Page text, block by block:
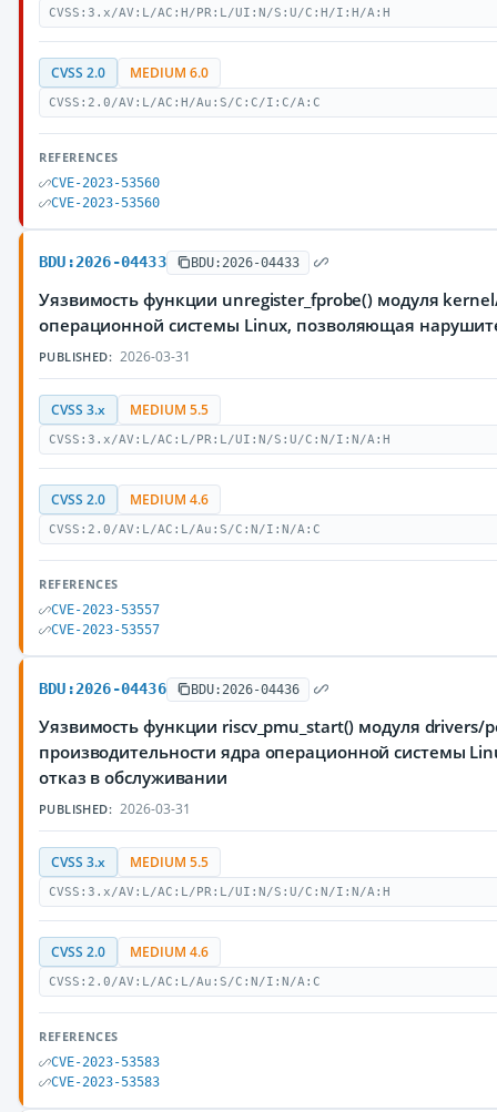
CVSS:3.x/AV:L/AC:H/PR:L/UI:N/S:U/C:H/I:H/A:H
CVSS 2.0 MEDIUM 6.0
CVSS:2.0/AV:L/AC:H/Au:S/C:C/I:C/A:C
REFERENCES
CVE-2023-53560
CVE-2023-53560
BDU:2026-04433 BDU:2026-04433
Уязвимость функции unregister_fprobe() модуля
операционной системы Linux, позволяющая
PUBLISHED: 2026-03-31
CVSS 3.x MEDIUM 5.5
CVSS:3.x/AV:L/AC:L/PR:L/UI:N/S:U/C:N/I:N/A:H
CVSS 2.0 MEDIUM 4.6
CVSS:2.0/AV:L/AC:L/Au:S/C:N/I:N/A:C
REFERENCES
CVE-2023-53557
CVE-2023-53557
BDU:2026-04436 BDU:2026-04436
Уязвимость функции riscv_pmu_start() модуля drivers/
производительности ядра операционной системы
отказ в обслуживании
PUBLISHED: 2026-03-31
CVSS 3.x MEDIUM 5.5
CVSS:3.x/AV:L/AC:L/PR:L/UI:N/S:U/C:N/I:N/A:H
CVSS 2.0 MEDIUM 4.6
CVSS:2.0/AV:L/AC:L/Au:S/C:N/I:N/A:C
REFERENCES
CVE-2023-53583
CVE-2023-53583